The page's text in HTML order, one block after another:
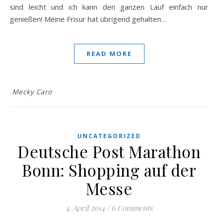
sind leicht und ich kann den ganzen Lauf einfach nur
genießen! Meine Frisur hat übrigend gehalten…
READ MORE
Mecky Caro
UNCATEGORIZED
Deutsche Post Marathon
Bonn: Shopping auf der
Messe
4. April 2014 / 6 Comments